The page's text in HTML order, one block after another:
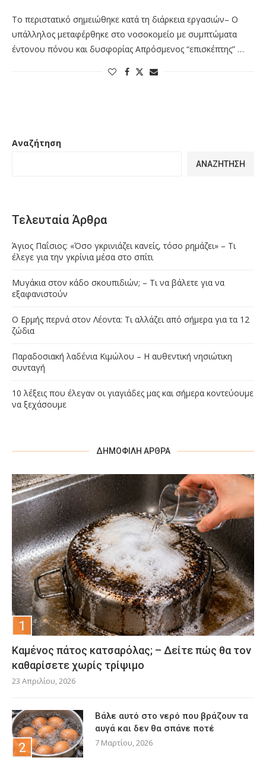
Το περιστατικό σημειώθηκε κατά τη διάρκεια εργασιών– Ο
υπάλληλος μεταφέρθηκε στο νοσοκομείο με συμπτώματα
έντονου πόνου και δυσφορίας Απρόσμενος “επισκέπτης” …
Αναζήτηση
ΑΝΑΖΉΤΗΣΗ
Τελευταία Άρθρα
Άγιος Παΐσιος: «Όσο γκρινιάζει κανείς, τόσο ρημάζει» – Τι
έλεγε για την γκρίνια μέσα στο σπίτι
Μυγάκια στον κάδο σκουπιδιών; – Τι να βάλετε για να
εξαφανιστούν
Ο Ερμής περνά στον Λέοντα: Τι αλλάζει από σήμερα για τα 12
ζώδια
Παραδοσιακή λαδένια Κιμώλου – Η αυθεντική νησιώτικη
συνταγή
10 λέξεις που έλεγαν οι γιαγιάδες μας και σήμερα κοντεύουμε
να ξεχάσουμε
ΔΗΜΟΦΙΛΉ ΆΡΘΡΑ
Καμένος πάτος κατσαρόλας; – Δείτε πώς θα τον
καθαρίσετε χωρίς τρίψιμο
23 Απριλίου, 2026
Βάλε αυτό στο νερό που βράζουν τα
αυγά και δεν θα σπάνε ποτέ
7 Μαρτίου, 2026